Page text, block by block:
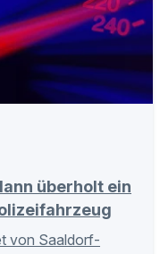
überholt ein
von Saaldorf-